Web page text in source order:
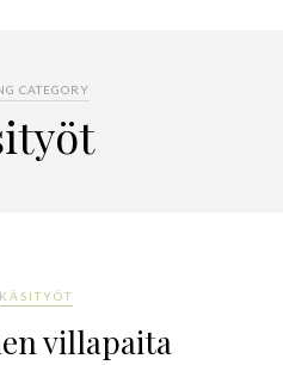
CATEGORY
KÄSITYÖT
villapaita